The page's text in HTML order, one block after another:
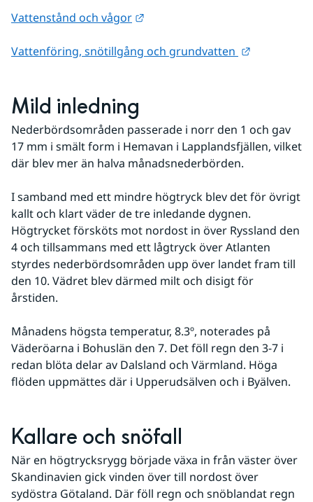
Vattenstånd och vågor
Vattenföring, snötillgång och grundvatten
Mild inledning
Nederbördsområden passerade i norr den 1 och gav
17 mm i smält form i Hemavan i Lapplandsfjällen, vilket
där blev mer än halva månadsnederbörden.
I samband med ett mindre högtryck blev det för övrigt
kallt och klart väder de tre inledande dygnen.
Högtrycket försköts mot nordost in över Ryssland den
4 och tillsammans med ett lågtryck över Atlanten
styrdes nederbördsområden upp över landet fram till
den 10. Vädret blev därmed milt och disigt för
årstiden.
Månadens högsta temperatur, 8.3º, noterades på
Väderöarna i Bohuslän den 7. Det föll regn den 3-7 i
redan blöta delar av Dalsland och Värmland. Höga
flöden uppmättes där i Upperudsälven och i Byälven.
Kallare och snöfall
När en högtrycksrygg började växa in från väster över
Skandinavien gick vinden över till nordost över
sydöstra Götaland. Där föll regn och snöblandat regn